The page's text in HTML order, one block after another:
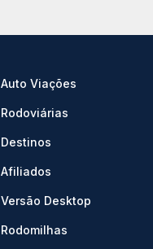
Auto Viações
Rodoviárias
Destinos
Afiliados
Versão Desktop
Rodomilhas